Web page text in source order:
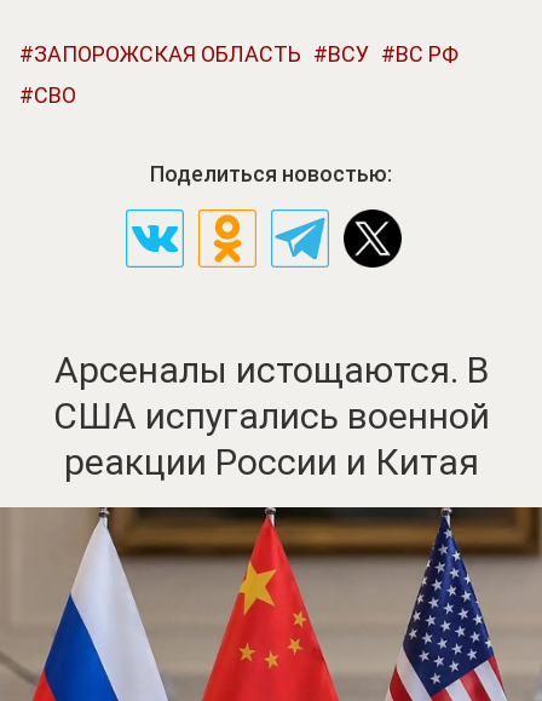
ЗАПОРОЖСКАЯ ОБЛАСТЬ ВСУ
ВС РФ
СВО
Поделиться новостью:
Арсеналы истощаются. В
США испугались военной
реакции России и Китая